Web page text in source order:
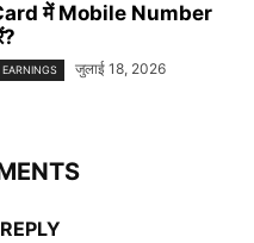
में Mobile Number
जुलाई 18, 2026